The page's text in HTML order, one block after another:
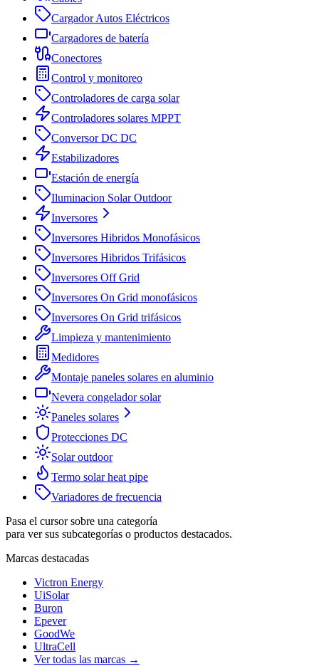
Cargador Autos Eléctricos
Cargadores de batería
Conectores
Control y monitoreo
Controladores de carga solar
Controladores solares MPPT
Conversor DC DC
Estabilizadores
Estación de energía
Iluminacion Solar Outdoor
Inversores
Inversores Hibridos Monofásicos
Inversores Hibridos Trifásicos
Inversores Off Grid
Inversores On Grid monofásicos
Inversores On Grid trifásicos
Limpieza y mantenimiento
Medidores
Montaje paneles solares en aluminio
Nevera congelador solar
Paneles solares
Protecciones DC
Solar outdoor
Termo solar heat pipe
Variadores de frecuencia
Pasa el cursor sobre una categoría
para ver sus subcategorías o productos destacados.
Marcas destacadas
Victron Energy
UiSolar
Buron
Epever
GoodWe
UltraCell
Ver todas las marcas →